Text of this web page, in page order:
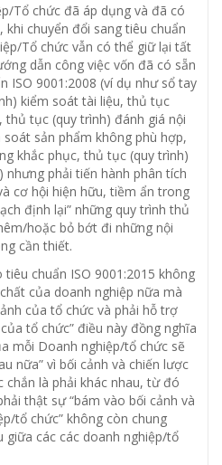
Tổ chức đã áp dụng và đã có
khi chuyển đổi sang tiêu chuẩn
Tổ chức vẫn có thể giữ lại tất
dẫn công việc vốn đã có sẵn
ISO 9001:2008 (ví dụ như sổ tay
kiểm soát tài liệu, thủ tục
thủ tục (quy trình) đánh giá nội
sản phẩm không phù hợp,
khắc phục, thủ tục (quy trình)
phải tiến hành phân tích
cơ hội hiện hữu, tiềm ẩn trong
định lại” những quy trình thủ
hoặc bỏ bớt đi những nội
cần thiết.
chuẩn ISO 9001:2015 không
của doanh nghiệp nữa mà
của tổ chức và phải hỗ trợ
tổ chức” điều này đồng nghĩa
mỗi Doanh nghiệp/tổ chức sẽ
nữa” vì bối cảnh và chiến lược
chắn là phải khác nhau, từ đó
thật sự “bám vào bối cảnh và
tổ chức” không còn chung
giữa các các doanh nghiệp/tổ